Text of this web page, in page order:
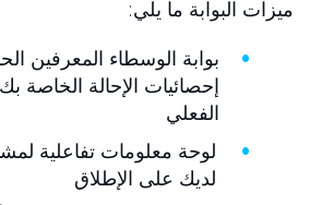
ميزات البوابة ما يلي:
بوابة الوسطاء المعرفين
إحصائيات الإحالة الخاصة
الفعلي
لوحة معلومات تفاعلية
لديك على الإطلاق